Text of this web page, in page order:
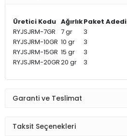
Üretici Kodu AğırlıkPaket Adedi
RYJSJRM-7GR
7 gr
3
RYJSJRM-10GR 10 gr
3
RYJSJRM-15GR 15 gr
3
RYJSJRM-20GR20 gr 3
Garanti ve Teslimat
Taksit Seçenekleri